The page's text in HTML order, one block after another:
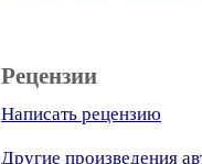
Рецензии
Написать рецензию
Другие произведения